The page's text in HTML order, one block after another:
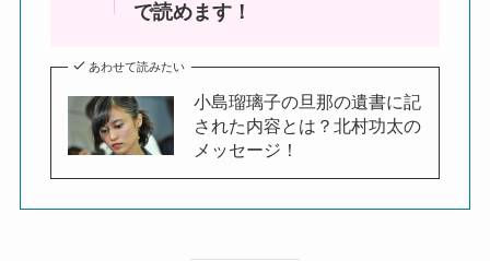
で読めます！
あわせて読みたい
小島瑠璃子の旦那の遺書に記
された内容とは？北村功太の
メッセージ！